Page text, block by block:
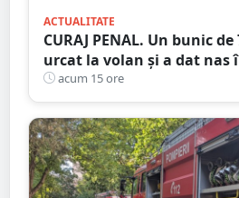
ACTUALITATE
CURAJ PENAL. Un bunic
urcat la volan și a dat nas
Satu Mare
acum 15 ore